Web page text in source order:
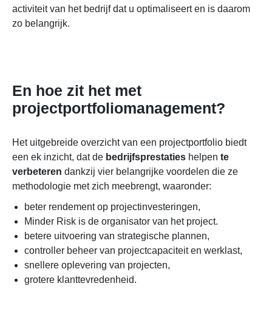
activiteit van het bedrijf dat u optimaliseert en is daarom
zo belangrijk.
En hoe zit het met
projectportfoliomanagement?
Het uitgebreide overzicht van een projectportfolio biedt
een ek inzicht, dat de bedrijfsprestaties helpen te
verbeteren dankzij vier belangrijke voordelen die ze
methodologie met zich meebrengt, waaronder:
beter rendement op projectinvesteringen,
Minder Risk is de organisator van het project.
betere uitvoering van strategische plannen,
controller beheer van projectcapaciteit en werklast,
snellere oplevering van projecten,
grotere klanttevredenheid.